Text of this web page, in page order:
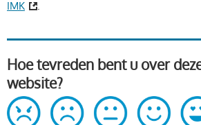
IMK
.
Hoe tevreden bent u over
website?